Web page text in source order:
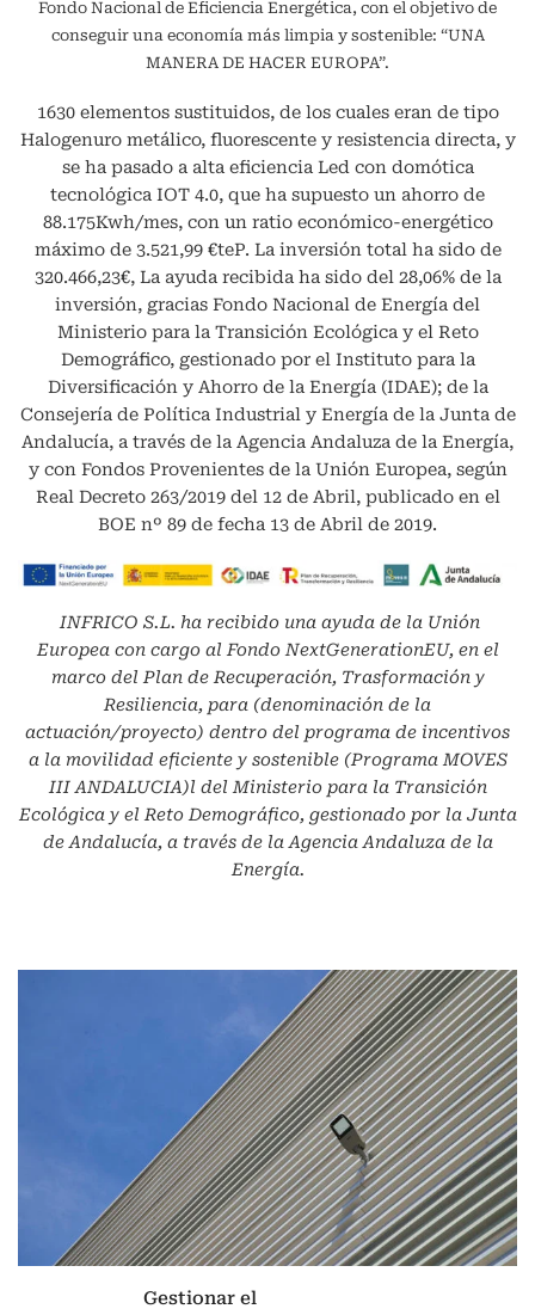
Gestionar el
Fondo Nacional de Eficiencia Energética, con el objetivo de
conseguir una economía más limpia y sostenible: “UNA
MANERA DE HACER EUROPA”.
1630 elementos sustituidos, de los cuales eran de tipo
Halogenuro metálico, fluorescente y resistencia directa, y
se ha pasado a alta eficiencia Led con domótica
tecnológica IOT 4.0, que ha supuesto un ahorro de
88.175Kwh/mes, con un ratio económico-energético
máximo de 3.521,99 €teP. La inversión total ha sido de
320.466,23€, La ayuda recibida ha sido del 28,06% de la
inversión, gracias Fondo Nacional de Energía del
Ministerio para la Transición Ecológica y el Reto
Demográfico, gestionado por el Instituto para la
Diversificación y Ahorro de la Energía (IDAE); de la
Consejería de Política Industrial y Energía de la Junta de
Andalucía, a través de la Agencia Andaluza de la Energía,
y con Fondos Provenientes de la Unión Europea, según
Real Decreto 263/2019 del 12 de Abril, publicado en el
BOE nº 89 de fecha 13 de Abril de 2019.
INFRICO S.L. ha recibido una ayuda de la Unión
Europea con cargo al Fondo NextGenerationEU, en el
marco del Plan de Recuperación, Trasformación y
Resiliencia, para (denominación de la
actuación/proyecto) dentro del programa de incentivos
a la movilidad eficiente y sostenible (Programa MOVES
III ANDALUCIA)l del Ministerio para la Transición
Ecológica y el Reto Demográfico, gestionado por la Junta
de Andalucía, a través de la Agencia Andaluza de la
Energía.